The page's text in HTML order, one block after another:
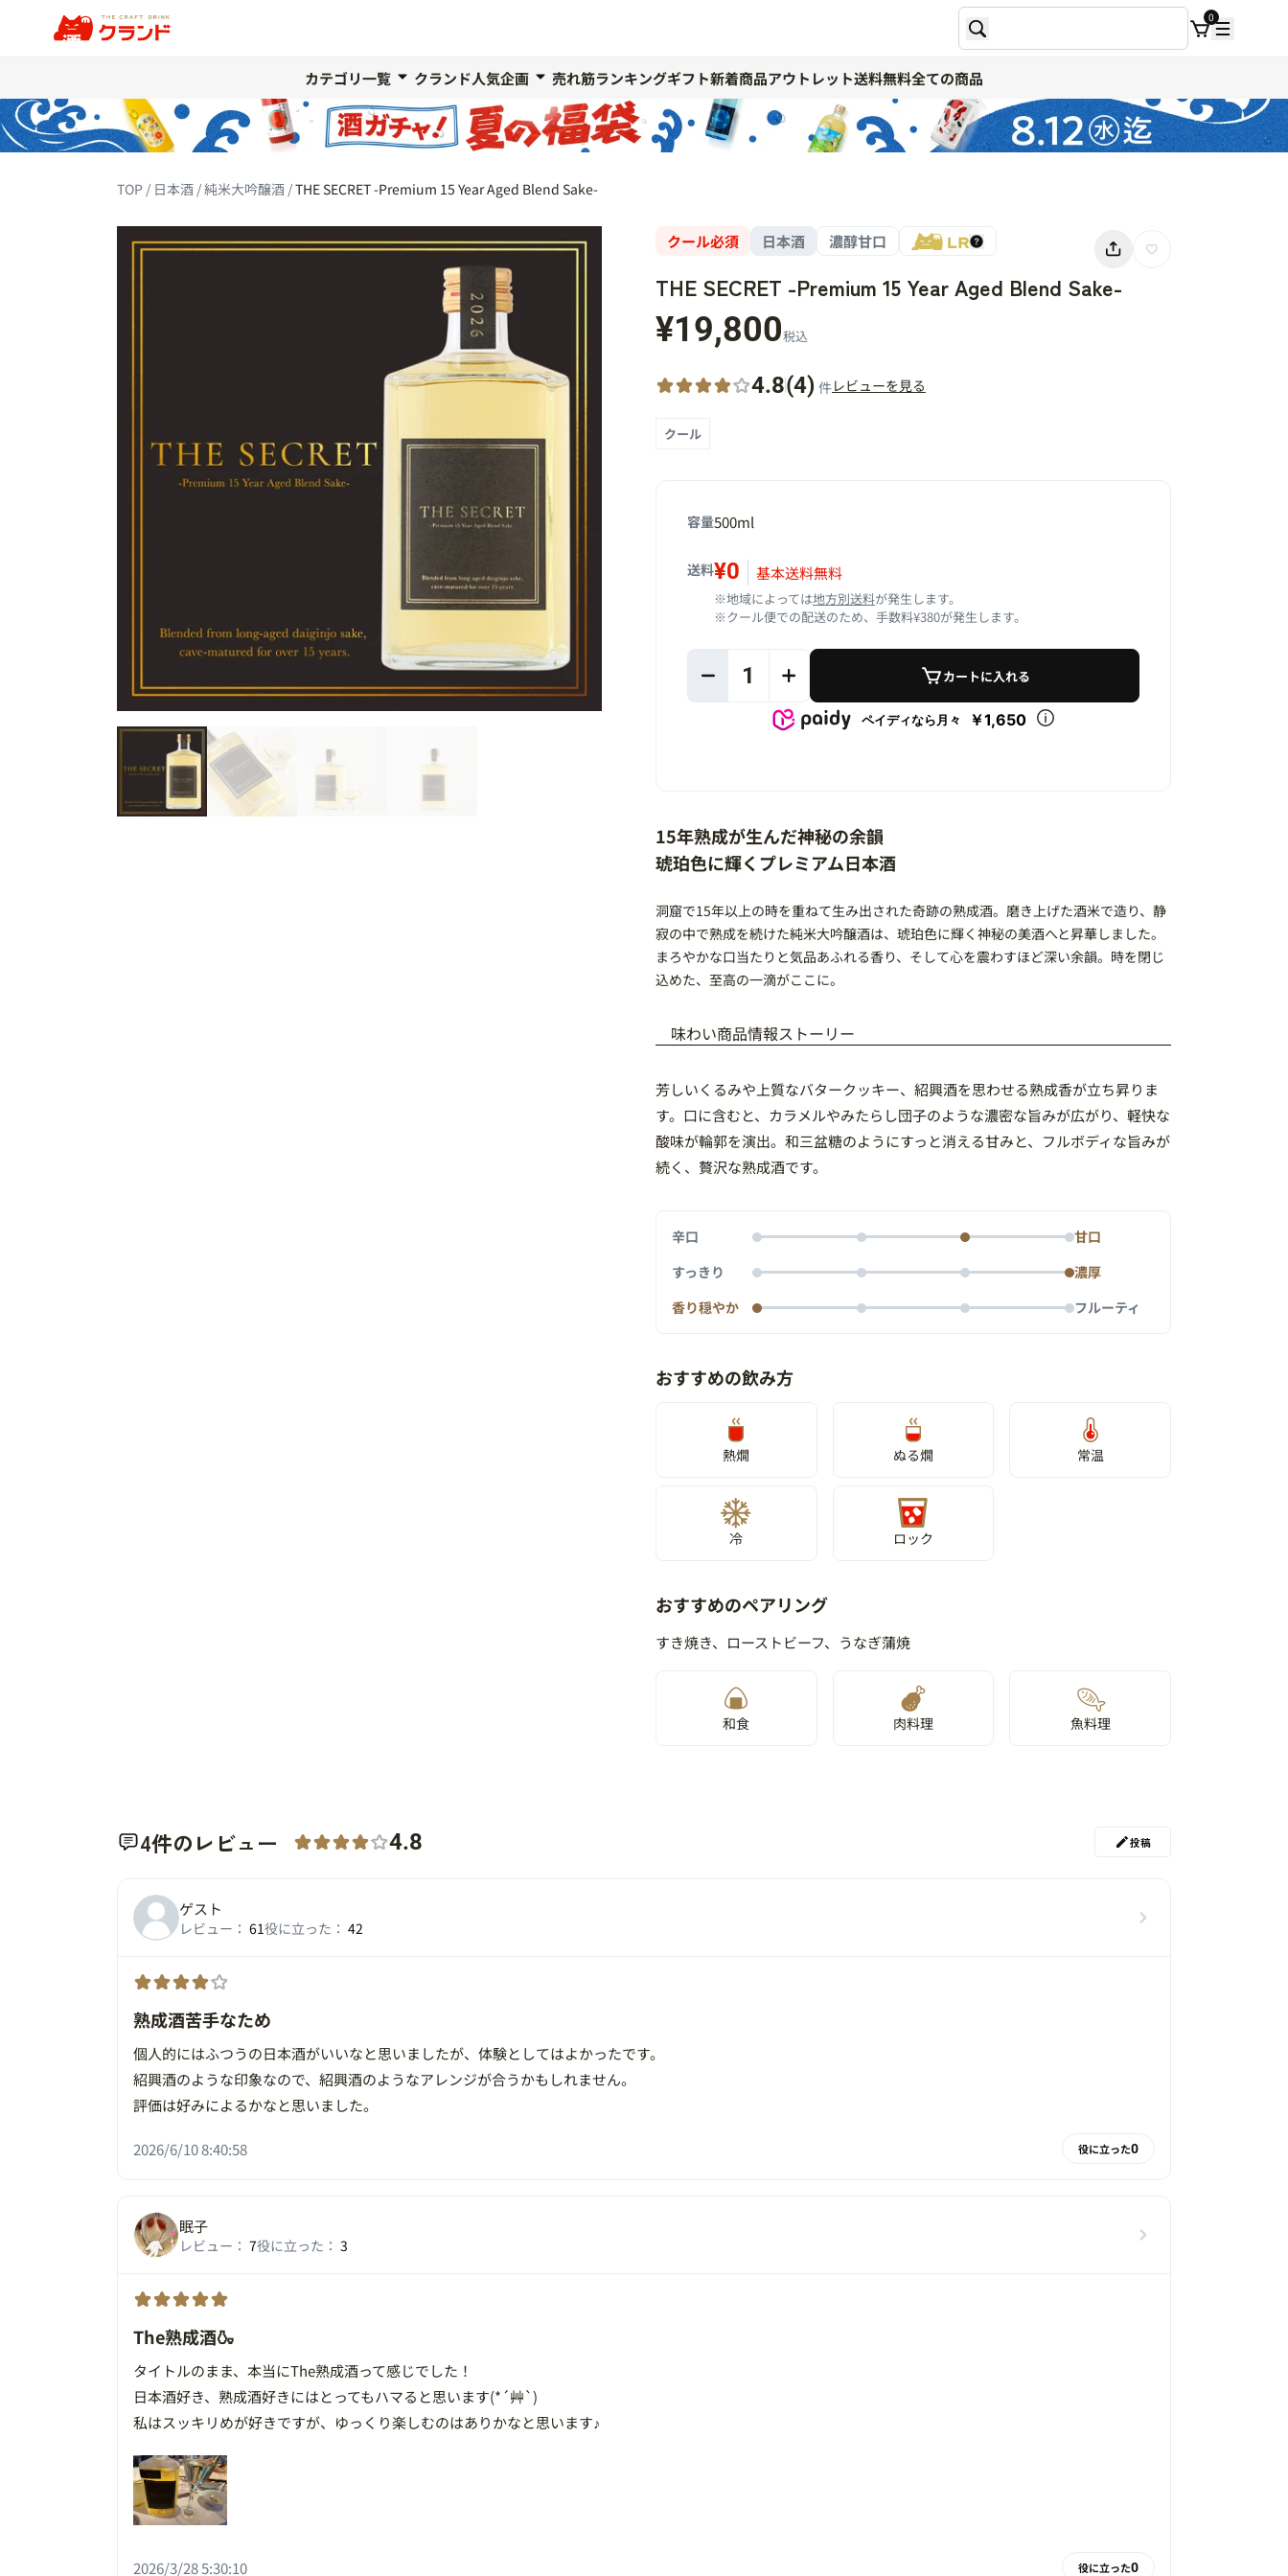
0
カテゴリ一覧 クランド人気企画 売れ筋ランキングギフト新着商品アウトレット送料無料全ての商品
TOP 日本酒 純米大吟醸酒 THE SECRET -Premium 15 Year Aged Blend Sake-
クール必須 日本酒 濃醇甘口
THE SECRET -Premium 15 Year Aged Blend Sake-
¥19,800税込
4.8(4) 件レビューを見る
クール
容量500ml
送料¥0 基本送料無料
※地域によっては地方別送料が発生します。
※クール便での配送のため、手数料¥380が発生します。
1 カートに入れる
ペイディなら月々 ￥1,650
15年熟成が生んだ神秘の余韻
琥珀色に輝くプレミアム日本酒
洞窟で15年以上の時を重ねて生み出された奇跡の熟成酒。磨き上げた酒米で造り、静
寂の中で熟成を続けた純米大吟醸酒は、琥珀色に輝く神秘の美酒へと昇華しました。
まろやかな口当たりと気品あふれる香り、そして心を震わすほど深い余韻。時を閉じ
込めた、至高の一滴がここに。
味わい商品情報ストーリー
芳しいくるみや上質なバタークッキー、紹興酒を思わせる熟成香が立ち昇りま
す。口に含むと、カラメルやみたらし団子のような濃密な旨みが広がり、軽快な
酸味が輪郭を演出。和三盆糖のようにすっと消える甘みと、フルボディな旨みが
続く、贅沢な熟成酒です。
辛口
甘口
すっきり
濃厚
香り穏やか
フルーティ
おすすめの飲み方
熱燗 ぬる燗 常温
冷 ロック
おすすめのペアリング
すき焼き、ローストビーフ、うなぎ蒲焼
和食 肉料理 魚料理
4件のレビュー 4.8 投稿
ゲスト
レビュー： 61役に立った： 42
熟成酒苦手なため
個人的にはふつうの日本酒がいいなと思いましたが、体験としてはよかったです。
紹興酒のような印象なので、紹興酒のようなアレンジが合うかもしれません。
評価は好みによるかなと思いました。
2026/6/10 8:40:58 役に立った0
眠子
レビュー： 7役に立った： 3
The熟成酒🍶
タイトルのまま、本当にThe熟成酒って感じでした！
日本酒好き、熟成酒好きにはとってもハマると思います(*´艸`)
私はスッキリめが好きですが、ゆっくり楽しむのはありかなと思います♪
2026/3/28 5:30:10 役に立った0